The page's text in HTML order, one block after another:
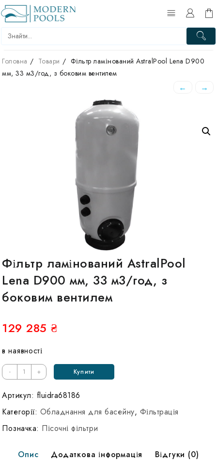
Перейти
до
вмісту
Головна Товари
Фільтр ламінований AstralPool Lena D900
мм, 33 м3/год, з боковим вентилем
← →
Фільтр ламінований AstralPool
Lena D900 мм, 33 м3/год, з
боковим вентилем
129 285 ₴
в наявності
-
Кількість
Фильтр
ламинированный
AstralPool
Lena
D900
33
+ Купити
Артикул: fluidra68186
Категорії: Обладнання для басейну, Фільтрація
Позначка: Пісочні фільтри
Опис Додаткова інформація
Відгуки (0)